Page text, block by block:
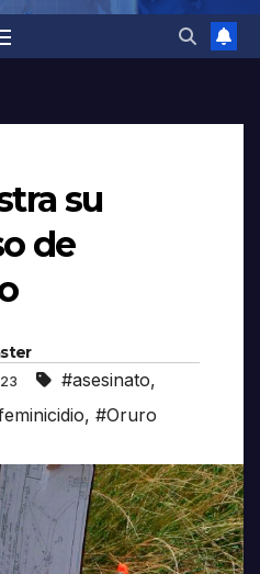
su
de
#asesinato,
, #Oruro